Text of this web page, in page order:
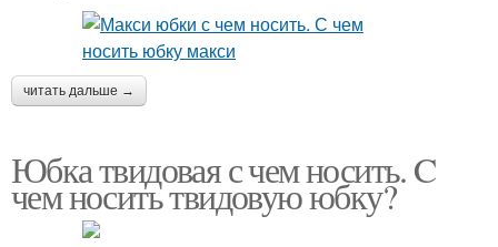
читать дальше →
Юбка твидовая с чем носить. C
чем носить твидовую юбку?